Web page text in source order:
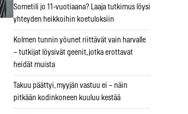
Sometili jo 11-vuotiaana? Laaja tutkimus löysi
yhteyden heikkoihin koetuloksiin
Kolmen tunnin yöunet riittävät vain harvalle
– tutkijat löysivät geenit, jotka erottavat
heidät muista
Takuu päättyi, myyjän vastuu ei – näin
pitkään kodinkoneen kuuluu kestää